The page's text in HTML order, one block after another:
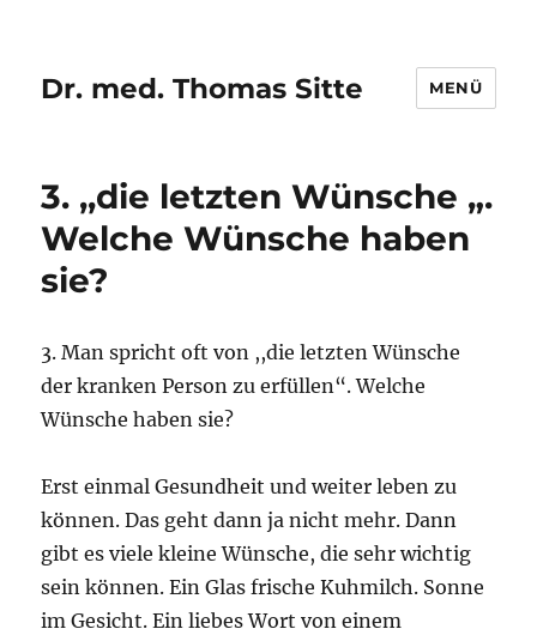
Dr. med. Thomas Sitte MENÜ
3. ,,die letzten Wünsche „.
Welche Wünsche haben
sie?
3. Man spricht oft von ,,die letzten Wünsche
der kranken Person zu erfüllen“. Welche
Wünsche haben sie?
Erst einmal Gesundheit und weiter leben zu
können. Das geht dann ja nicht mehr. Dann
gibt es viele kleine Wünsche, die sehr wichtig
sein können. Ein Glas frische Kuhmilch. Sonne
im Gesicht. Ein liebes Wort von einem